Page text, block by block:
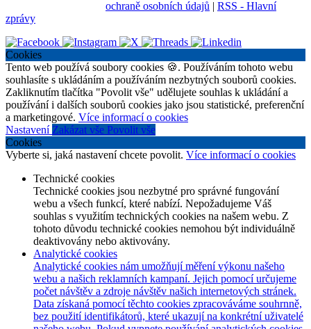
ochraně osobních údajů | RSS - Hlavní
zprávy
Cookies
Tento web používá soubory cookies 🍪. Používáním tohoto webu
souhlasíte s ukládáním a používáním nezbytných souborů cookies.
Zakliknutím tlačítka "Povolit vše" udělujete souhlas k ukládání a
používání i dalších souborů cookies jako jsou statistické, preferenční
a marketingové. Více informací o cookies
Nastavení Zakázat vše Povolit vše
Cookies
Vyberte si, jaká nastavení chcete povolit. Více informací o cookies
Technické cookies
Technické cookies jsou nezbytné pro správné fungování
webu a všech funkcí, které nabízí. Nepožadujeme Váš
souhlas s využitím technických cookies na našem webu. Z
tohoto důvodu technické cookies nemohou být individuálně
deaktivovány nebo aktivovány.
Analytické cookies
Analytické cookies nám umožňují měření výkonu našeho
webu a našich reklamních kampaní. Jejich pomocí určujeme
počet návštěv a zdroje návštěv našich internetových stránek.
Data získaná pomocí těchto cookies zpracováváme souhrnně,
bez použití identifikátorů, které ukazují na konkrétní uživatelé